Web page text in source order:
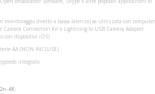
monitoraggio diretto a bassa latenza) se utilizzata con computer
Camera Connection Kit o Lightning to USB Camera Adapter
con dispositivi iOS)
AA (NON INCLUSE)
integrato
4K: